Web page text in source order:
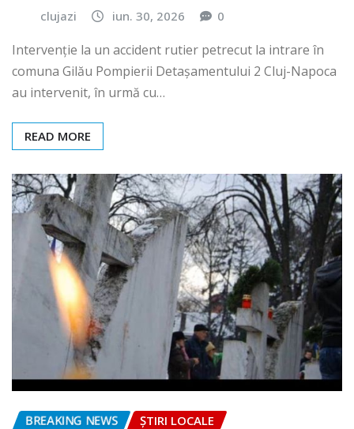
clujazi iun. 30, 2026 0
Intervenție la un accident rutier petrecut la intrare în
comuna Gilău Pompierii Detașamentului 2 Cluj-Napoca
au intervenit, în urmă cu…
READ MORE
BREAKING NEWS ȘTIRI LOCALE